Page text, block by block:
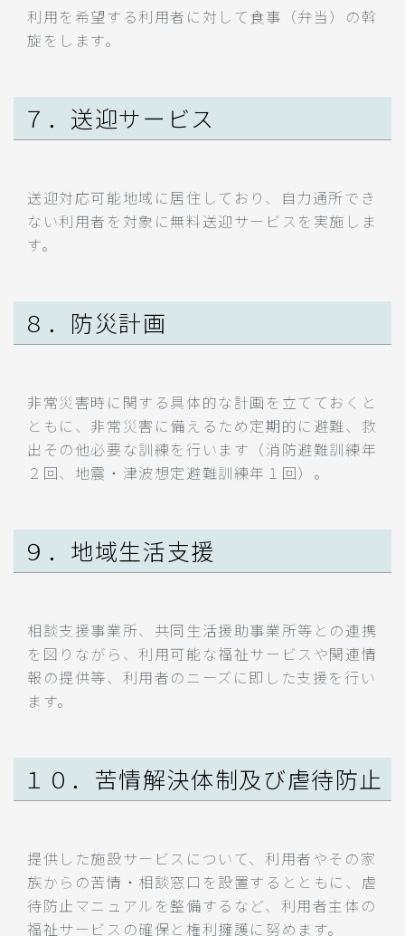
利用を希望する利用者に対して食事（弁当）の斡
旋をします。
７．送迎サービス
送迎対応可能地域に居住しており、自力通所でき
ない利用者を対象に無料送迎サービスを実施しま
す。
８．防災計画
非常災害時に関する具体的な計画を立てておくと
ともに、非常災害に備えるため定期的に避難、救
出その他必要な訓練を行います（消防避難訓練年
２回、地震・津波想定避難訓練年１回）。
９．地域生活支援
相談支援事業所、共同生活援助事業所等との連携
を図りながら、利用可能な福祉サービスや関連情
報の提供等、利用者のニーズに即した支援を行い
ます。
１０．苦情解決体制及び虐待防止
提供した施設サービスについて、利用者やその家
族からの苦情・相談窓口を設置するとともに、虐
待防止マニュアルを整備するなど、利用者主体の
福祉サービスの確保と権利擁護に努めます。